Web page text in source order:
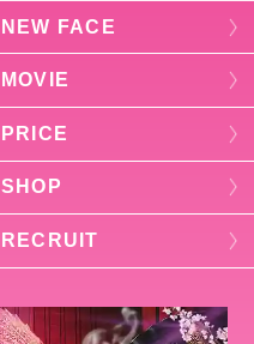
NEW FACE
MOVIE
PRICE
SHOP
RECRUIT